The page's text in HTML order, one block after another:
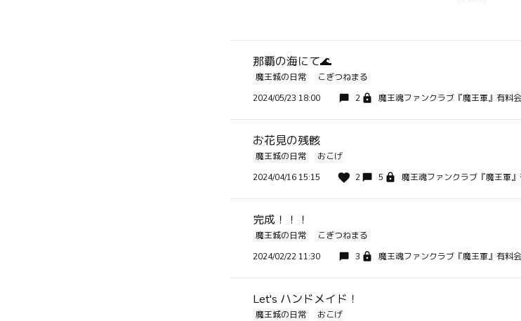
那覇の海にて🌊
魔王城の日常
こぎつねまる
2024/05/23 18:00
2 魔王魂ファンクラブ『魔王軍』有料
お花見の残骸
魔王城の日常
おこげ
2024/04/16 15:15
2 5 魔王魂ファンクラブ『魔王軍
完成！！！
魔王城の日常
こぎつねまる
2024/02/22 11:30
3 魔王魂ファンクラブ『魔王軍』有料
Let's ハンドメイド！
魔王城の日常
おこげ